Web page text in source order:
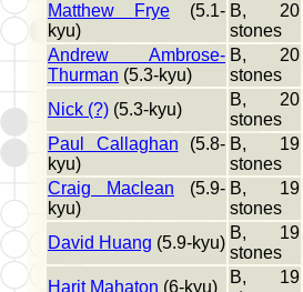
Matthew Frye (5.1-
kyu)
B, 20
stones
Andrew Ambrose-
Thurman (5.3-kyu)
B, 20
stones
Nick (?) (5.3-kyu)
B, 20
stones
Paul Callaghan (5.8-
kyu)
B, 19
stones
Craig Maclean (5.9-
kyu)
B, 19
stones
David Huang (5.9-kyu)
B, 19
stones
Harit Mahaton (6-kyu)
B, 19